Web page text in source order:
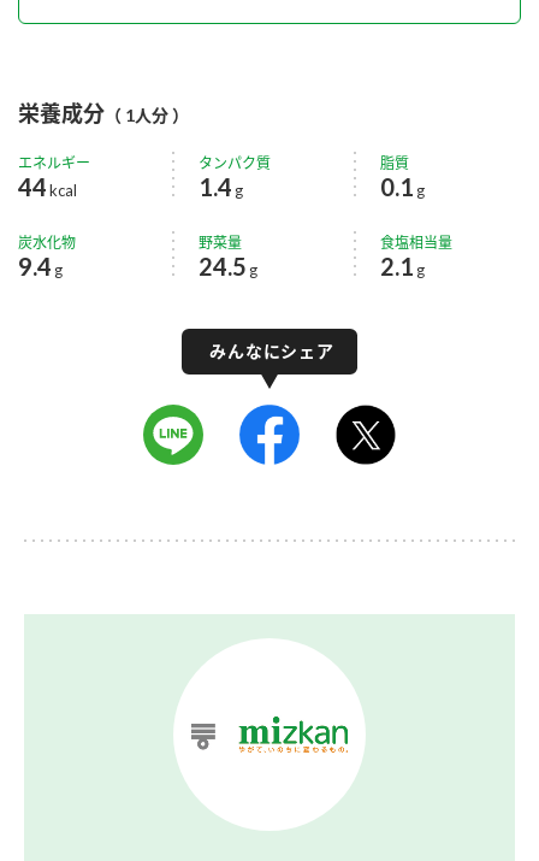
栄養成分 （ 1人分 ）
エネルギー
44kcal
タンパク質
1.4 g
脂質
0.1 g
炭水化物
9.4 g
野菜量
24.5 g
食塩相当量
2.1 g